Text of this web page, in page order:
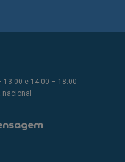
e 14:00 – 18:00
nacional